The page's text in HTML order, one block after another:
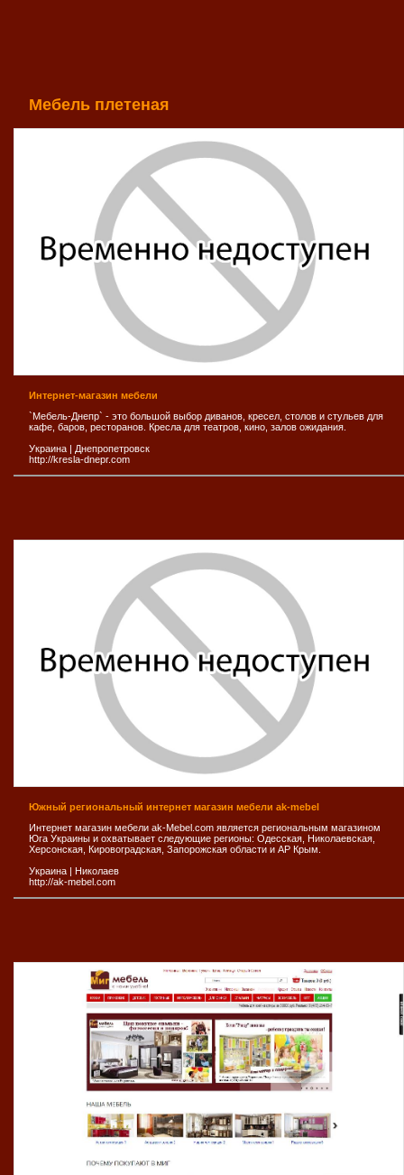
Мебель плетеная
Интернет-магазин мебели
`Мебель-Днепр` - это большой выбор диванов, кресел, столов и стульев для
кафе, баров, ресторанов. Кресла для театров, кино, залов ожидания.
Украина | Днепропетровск
http://kresla-dnepr.com
Южный региональный интернет магазин мебели ak-mebel
Интернет магазин мебели ak-Mebel.com является региональным магазином
Юга Украины и охватывает следующие регионы: Одесская, Николаевская,
Херсонская, Кировоградская, Запорожская области и АР Крым.
Украина | Николаев
http://ak-mebel.com